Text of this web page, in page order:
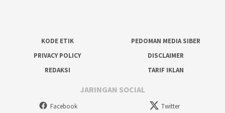
KODE ETIK
PEDOMAN MEDIA SIBER
PRIVACY POLICY
DISCLAIMER
REDAKSI
TARIF IKLAN
JARINGAN SOCIAL
Facebook Twitter